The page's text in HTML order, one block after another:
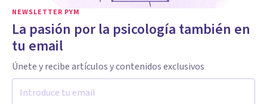
NEWSLETTER PYM
La pasión por la psicología también en
tu email
Únete y recibe artículos y contenidos exclusivos